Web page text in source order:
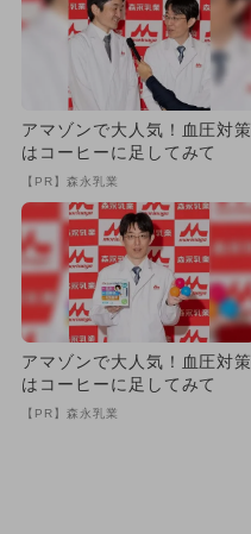
アマゾンで大人気！血圧対策
はコーヒーに足してみて
【PR】森永乳業
アマゾンで大人気！血圧対策
はコーヒーに足してみて
【PR】森永乳業